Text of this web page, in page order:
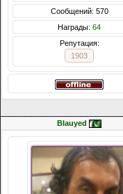
Сообщений: 570
Награды: 64
Репутация:
1903
Blauyed